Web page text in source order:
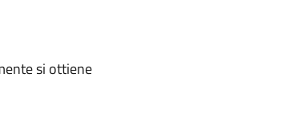
si ottiene